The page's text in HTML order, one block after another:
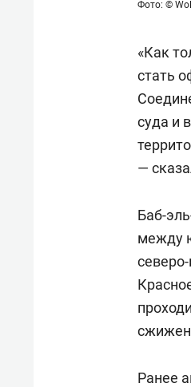
Фото: ©
«Как
стать
суда и
—
Баб-
между
Ранее